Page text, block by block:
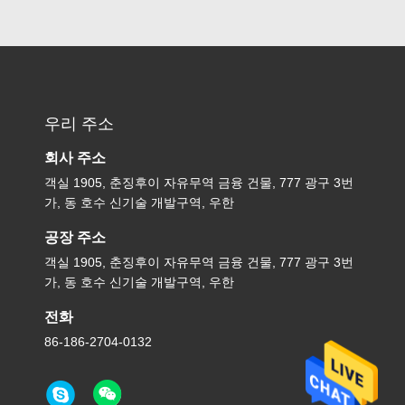
우리 주소
회사 주소
객실 1905, 춘징후이 자유무역 금융 건물, 777 광구 3번
가, 동 호수 신기술 개발구역, 우한
공장 주소
객실 1905, 춘징후이 자유무역 금융 건물, 777 광구 3번
가, 동 호수 신기술 개발구역, 우한
전화
86-186-2704-0132